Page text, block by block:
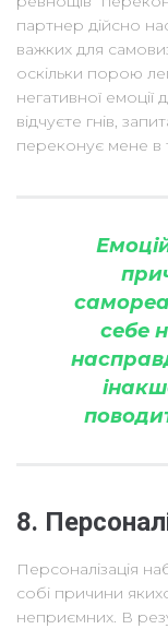
партнер дійсно
важких для
оскільки порою
негативної
відчуєте гнів,
переконує мене в
себе
8.
Персоналізація
собі причини
неприємних. В